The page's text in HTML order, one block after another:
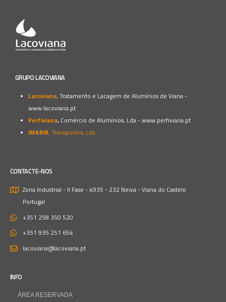
GRUPO LACOVIANA
Lacoviana, Tratamento e Lacagem de Alumínios de Viana -
www.lacoviana.pt
Perfiviana, Comércio de Alumínios, Lda -www.perfiviana.pt
JM&RM, Transportes, Lda
CONTACTE-NOS
Zona Industrial - II Fase - 4935 - 232 Neiva - Viana do Castelo
Portugal
+351 258 350 520
+351 935 251 654
lacoviana@lacoviana.pt
INFO
ÁREA RESERVADA